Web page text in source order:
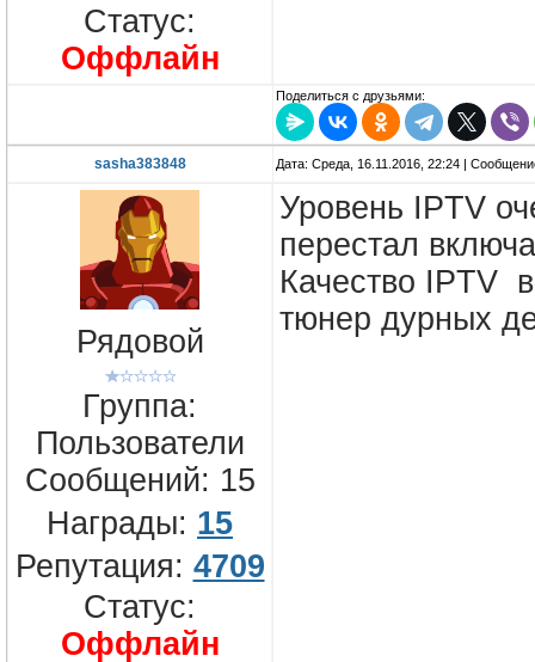
Статус:
Оффлайн
Поделиться с друзьями:
sasha383848 Дата: Среда, 16.11.2016, 22:24 |
Рядовой
Группа:
Пользователи
Сообщений: 15
Награды: 15
Репутация: 4709
Статус:
Оффлайн
Уровень IPTV
перестал
Качество IPTV
тюнер дурных